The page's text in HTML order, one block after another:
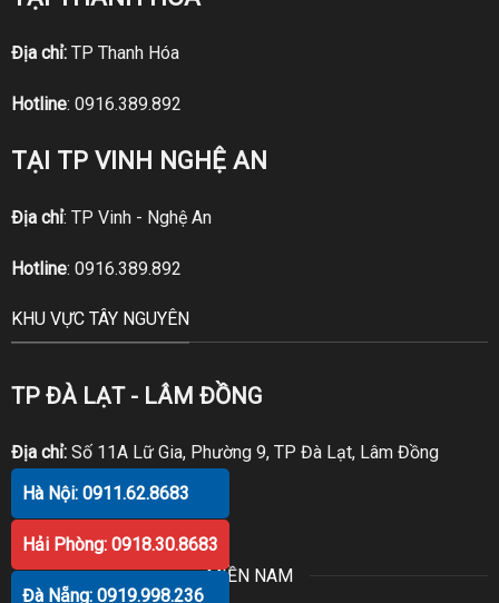
Địa chỉ:TP Thanh Hóa
Hotline: 0916.389.892
TẠI TP VINH NGHỆ AN
Địa chỉ: TP Vinh - Nghệ An
Hotline: 0916.389.892
KHU VỰC TÂY NGUYÊN
TP ĐÀ LẠT - LÂM ĐỒNG
Địa chỉ:Số 11A Lữ Gia, Phường 9, TP Đà Lạt, Lâm Đồng
Hotline:0916.389.892
MIỀN NAM
Hà Nội: 0911.62.8683
Hải Phòng: 0918.30.8683
Đà Nẵng: 0919.998.236